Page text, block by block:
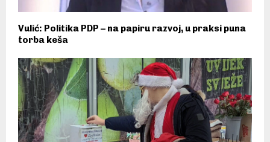
Vulić: Politika PDP – na papiru razvoj, u praksi puna
torba keša